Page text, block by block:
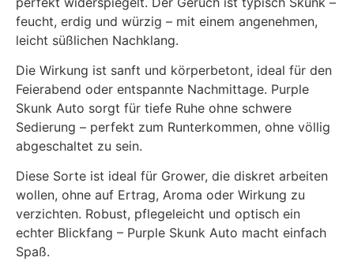
feucht, erdig und würzig – mit einem angenehmen,
leicht süßlichen Nachklang.
Die Wirkung ist sanft und körperbetont, ideal für den
Feierabend oder entspannte Nachmittage. Purple
Skunk Auto sorgt für tiefe Ruhe ohne schwere
Sedierung – perfekt zum Runterkommen, ohne völlig
abgeschaltet zu sein.
Diese Sorte ist ideal für Grower, die diskret arbeiten
wollen, ohne auf Ertrag, Aroma oder Wirkung zu
verzichten. Robust, pflegeleicht und optisch ein
echter Blickfang – Purple Skunk Auto macht einfach
Spaß.